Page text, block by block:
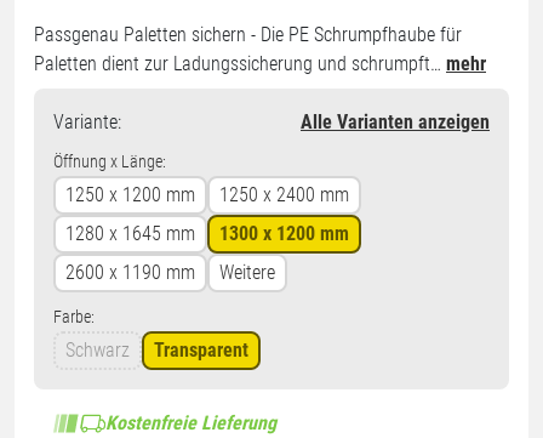
Passgenau Paletten sichern - Die PE Schrumpfhaube für
Paletten dient zur Ladungssicherung und schrumpft… mehr
Variante: Alle Varianten anzeigen
Öffnung x Länge:
1250 x 1200 mm
1250 x 2400 mm
1280 x 1645 mm
1300 x 1200 mm
2600 x 1190 mm
Weitere
Farbe:
Schwarz Transparent
Kostenfreie Lieferung